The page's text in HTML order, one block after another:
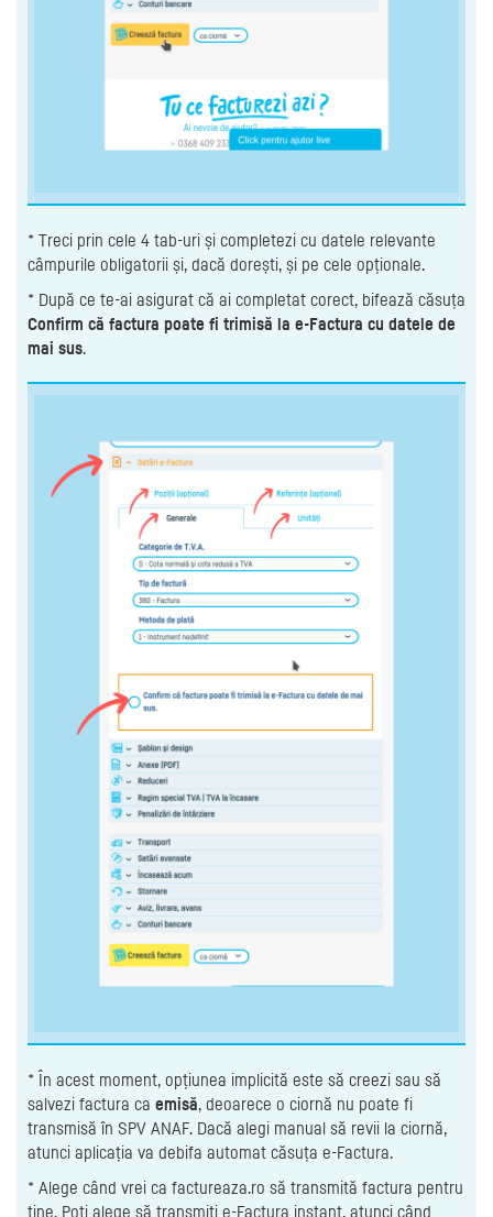
* Treci prin cele 4 tab-uri și completezi cu datele relevante
câmpurile obligatorii și, dacă dorești, și pe cele opționale.
* După ce te-ai asigurat că ai completat corect, bifează căsuța
Confirm că factura poate fi trimisă la e-Factura cu datele de
mai sus.
* În acest moment, opțiunea implicită este să creezi sau să
salvezi factura ca emisă, deoarece o ciornă nu poate fi
transmisă în SPV ANAF. Dacă alegi manual să revii la ciornă,
atunci aplicația va debifa automat căsuța e-Factura.
* Alege când vrei ca factureaza.ro să transmită factura pentru
tine. Poți alege să transmiți e-Factura instant, atunci când